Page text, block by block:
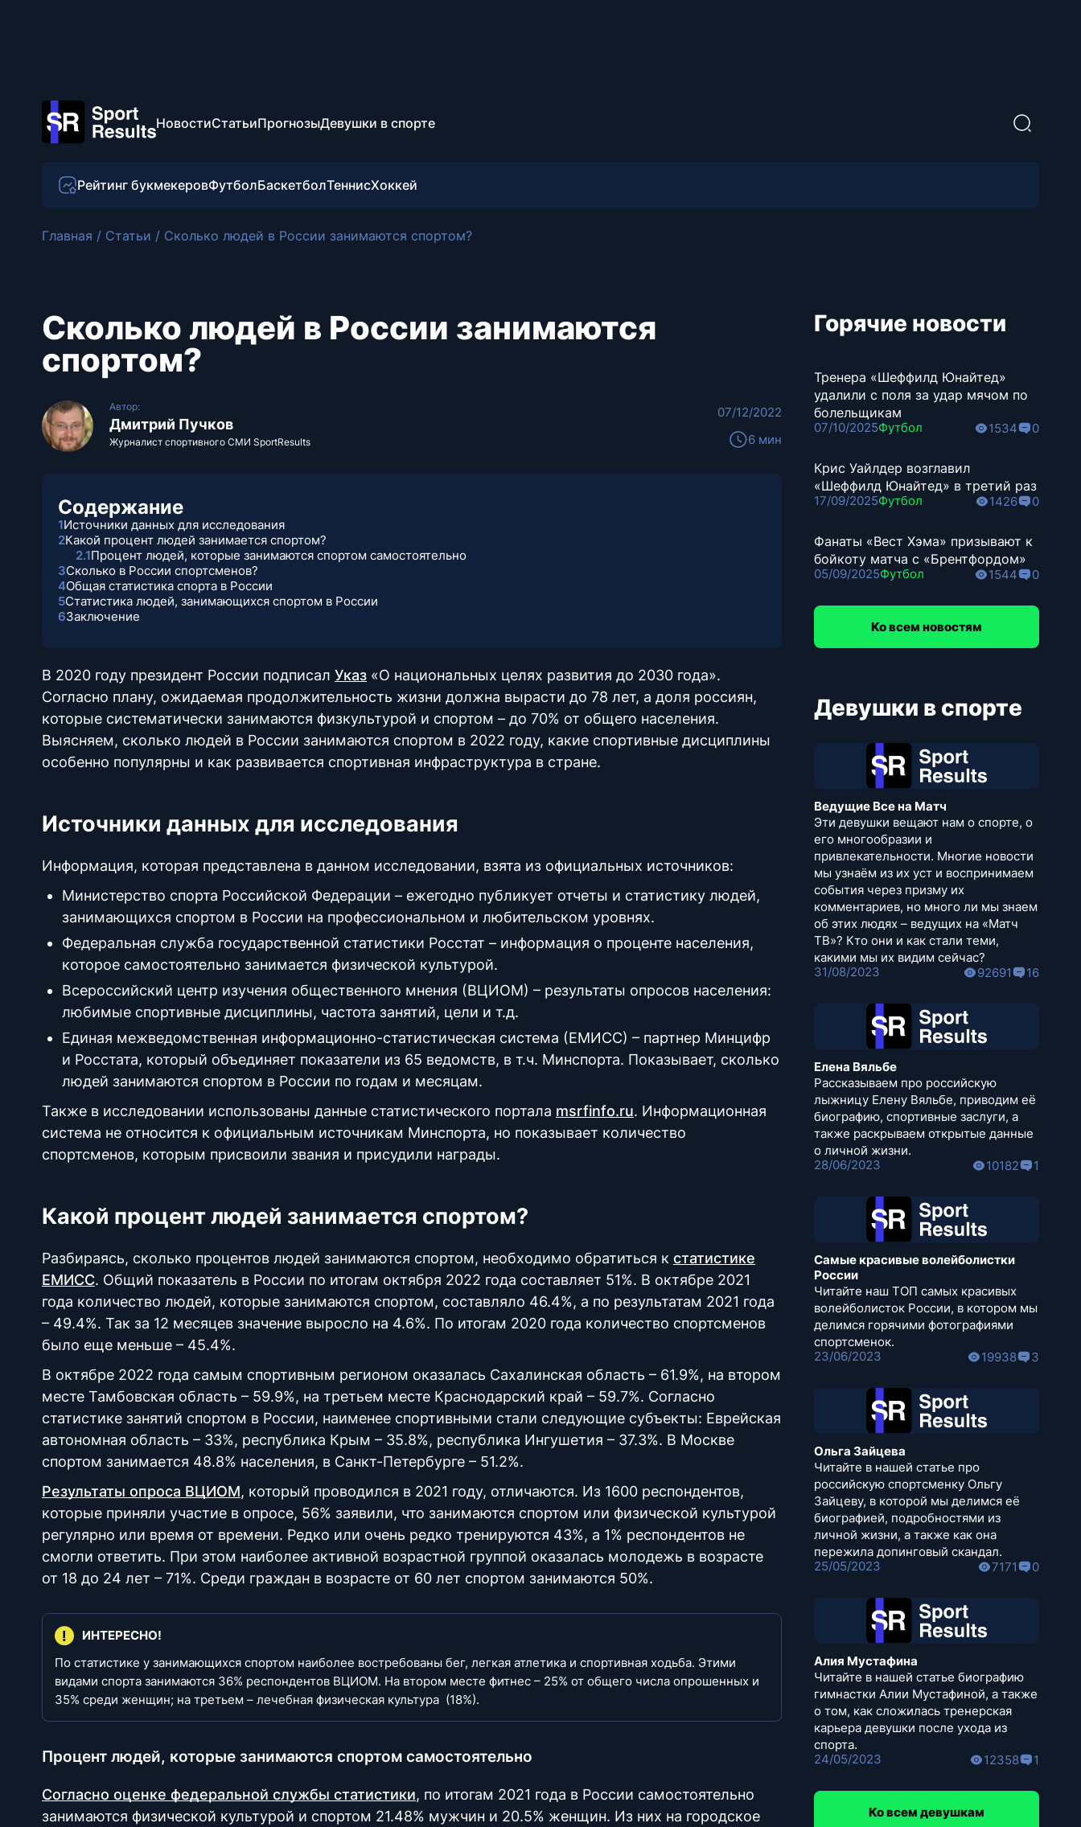
НовостиСтатьиПрогнозыДевушки в спорте
Рейтинг букмекеровФутболБаскетболТеннисХоккей
Главная / Статьи / Сколько людей в России занимаются спортом?
Сколько людей в России занимаются
спортом?
Автор:
Дмитрий Пучков
Журналист спортивного СМИ SportResults
07/12/2022
6 мин
Содержание
1Источники данных для исследования
2Какой процент людей занимается спортом?
2.1Процент людей, которые занимаются спортом самостоятельно
3Сколько в России спортсменов?
4Общая статистика спорта в России
5Статистика людей, занимающихся спортом в России
6Заключение
В 2020 году президент России подписал Указ «О национальных целях развития до 2030 года».
Согласно плану, ожидаемая продолжительность жизни должна вырасти до 78 лет, а доля россиян,
которые систематически занимаются физкультурой и спортом – до 70% от общего населения.
Выясняем, сколько людей в России занимаются спортом в 2022 году, какие спортивные дисциплины
особенно популярны и как развивается спортивная инфраструктура в стране.
Источники данных для исследования
Информация, которая представлена в данном исследовании, взята из официальных источников:
Министерство спорта Российской Федерации – ежегодно публикует отчеты и статистику людей,
занимающихся спортом в России на профессиональном и любительском уровнях.
Федеральная служба государственной статистики Росстат – информация о проценте населения,
которое самостоятельно занимается физической культурой.
Всероссийский центр изучения общественного мнения (ВЦИОМ) – результаты опросов населения:
любимые спортивные дисциплины, частота занятий, цели и т.д.
Единая межведомственная информационно-статистическая система (ЕМИСС) – партнер Минцифр
и Росстата, который объединяет показатели из 65 ведомств, в т.ч. Минспорта. Показывает, сколько
людей занимаются спортом в России по годам и месяцам.
Также в исследовании использованы данные статистического портала msrfinfo.ru. Информационная
система не относится к официальным источникам Минспорта, но показывает количество
спортсменов, которым присвоили звания и присудили награды.
Какой процент людей занимается спортом?
Разбираясь, сколько процентов людей занимаются спортом, необходимо обратиться к статистике
ЕМИСС. Общий показатель в России по итогам октября 2022 года составляет 51%. В октябре 2021
года количество людей, которые занимаются спортом, составляло 46.4%, а по результатам 2021 года
– 49.4%. Так за 12 месяцев значение выросло на 4.6%. По итогам 2020 года количество спортсменов
было еще меньше – 45.4%.
В октябре 2022 года самым спортивным регионом оказалась Сахалинская область – 61.9%, на втором
месте Тамбовская область – 59.9%, на третьем месте Краснодарский край – 59.7%. Согласно
статистике занятий спортом в России, наименее спортивными стали следующие субъекты: Еврейская
автономная область – 33%, республика Крым – 35.8%, республика Ингушетия – 37.3%. В Москве
спортом занимается 48.8% населения, в Санкт-Петербурге – 51.2%.
Результаты опроса ВЦИОМ, который проводился в 2021 году, отличаются. Из 1600 респондентов,
которые приняли участие в опросе, 56% заявили, что занимаются спортом или физической культурой
регулярно или время от времени. Редко или очень редко тренируются 43%, а 1% респондентов не
смогли ответить. При этом наиболее активной возрастной группой оказалась молодежь в возрасте
от 18 до 24 лет – 71%. Среди граждан в возрасте от 60 лет спортом занимаются 50%.
ИНТЕРЕСНО!
По статистике у занимающихся спортом наиболее востребованы бег, легкая атлетика и спортивная ходьба. Этими
видами спорта занимаются 36% респондентов ВЦИОМ. На втором месте фитнес – 25% от общего числа опрошенных и
35% среди женщин; на третьем – лечебная физическая культура (18%).
Процент людей, которые занимаются спортом самостоятельно
Согласно оценке федеральной службы статистики, по итогам 2021 года в России самостоятельно
занимаются физической культурой и спортом 21.48% мужчин и 20.5% женщин. Из них на городское
Горячие новости
Тренера «Шеффилд Юнайтед»
удалили с поля за удар мячом по
болельщикам
07/10/2025Футбол 1534 0
Крис Уайлдер возглавил
«Шеффилд Юнайтед» в третий раз
17/09/2025Футбол 1426 0
Фанаты «Вест Хэма» призывают к
бойкоту матча с «Брентфордом»
05/09/2025Футбол 1544 0
Ко всем новостям
Девушки в спорте
Ведущие Все на Матч
Эти девушки вещают нам о спорте, о
его многообразии и
привлекательности. Многие новости
мы узнаём из их уст и воспринимаем
события через призму их
комментариев, но много ли мы знаем
об этих людях – ведущих на «Матч
ТВ»? Кто они и как стали теми,
какими мы их видим сейчас?
31/08/2023
92691 16
Елена Вяльбе
Рассказываем про российскую
лыжницу Елену Вяльбе, приводим её
биографию, спортивные заслуги, а
также раскрываем открытые данные
о личной жизни.
28/06/2023
10182 1
Самые красивые волейболистки
России
Читайте наш ТОП самых красивых
волейболисток России, в котором мы
делимся горячими фотографиями
спортсменок.
23/06/2023
19938 3
Ольга Зайцева
Читайте в нашей статье про
российскую спортсменку Ольгу
Зайцеву, в которой мы делимся её
биографией, подробностями из
личной жизни, а также как она
пережила допинговый скандал.
25/05/2023
7171 0
Алия Мустафина
Читайте в нашей статье биографию
гимнастки Алии Мустафиной, а также
о том, как сложилась тренерская
карьера девушки после ухода из
спорта.
24/05/2023
12358 1
Ко всем девушкам